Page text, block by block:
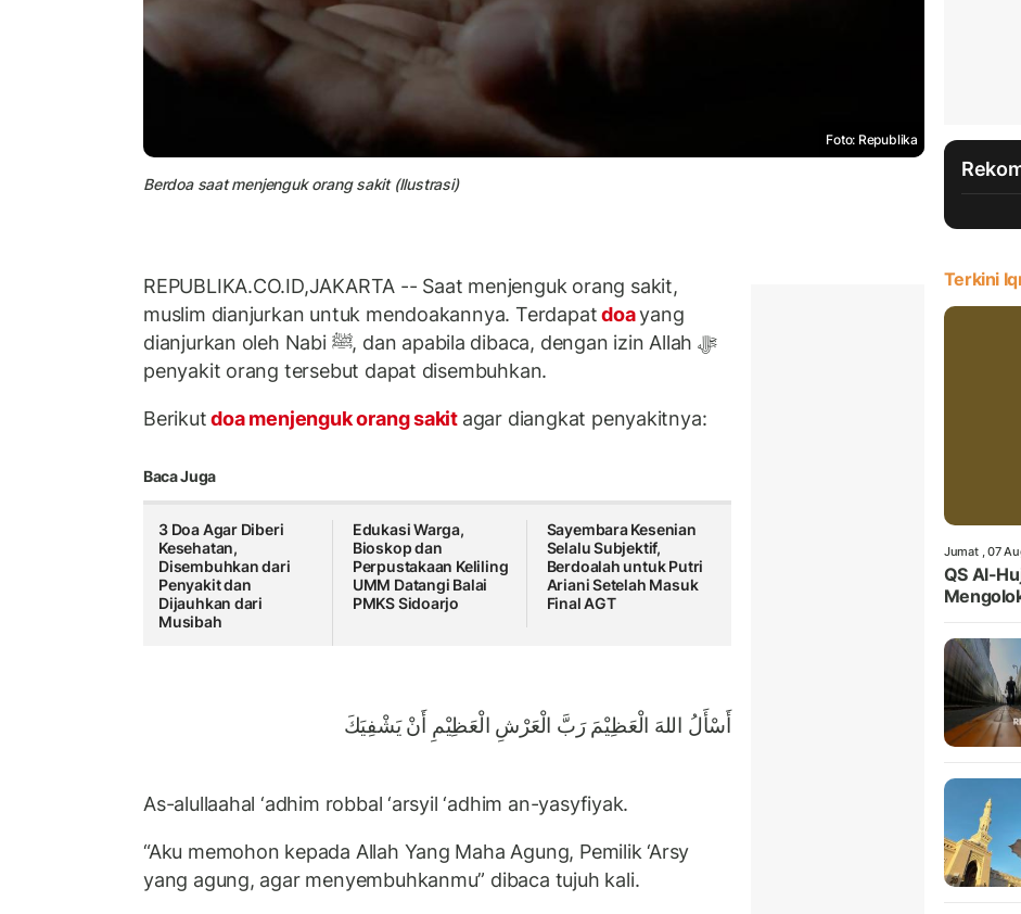
Foto: Republika
Berdoa saat menjenguk orang sakit (Ilustrasi)
REPUBLIKA.CO.ID,JAKARTA -- Saat menjenguk orang sakit,
muslim dianjurkan untuk mendoakannya. Terdapatdoayang
dianjurkan oleh Nabi ﷺ, dan apabila dibaca, dengan izin Allah ﷻ
penyakit orang tersebut dapat disembuhkan.
Berikutdoa menjenguk orang sakit agar diangkat penyakitnya:
Baca Juga
3 Doa Agar Diberi
Kesehatan,
Disembuhkan dari
Penyakit dan
Dijauhkan dari
Musibah
Edukasi Warga,
Bioskop dan
Perpustakaan Keliling
UMM Datangi Balai
PMKS Sidoarjo
Sayembara Kesenian
Selalu Subjektif,
Berdoalah untuk Putri
Ariani Setelah Masuk
Final AGT
أَسْأَلُ اللهَ الْعَظِيْمَ رَبَّ الْعَرْشِ الْعَظِيْمِ أَنْ يَشْفِيَكَ
As-alullaahal ‘adhim robbal ‘arsyil ‘adhim an-yasyfiyak.
“Aku memohon kepada Allah Yang Maha Agung, Pemilik ‘Arsy
yang agung, agar menyembuhkanmu” dibaca tujuh kali.
Terkini
Jumat , 07
QS Al-